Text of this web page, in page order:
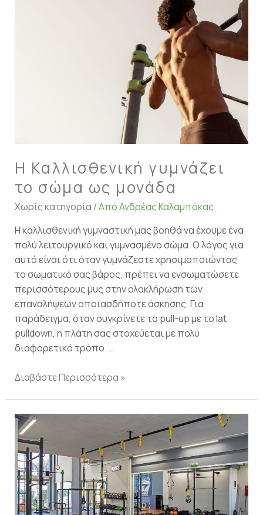
Η Καλλισθενική γυμνάζει
το σώμα ως μονάδα
Χωρίς κατηγορία / ΑπόΑνδρέας Καλαμπόκας
Η καλλισθενική γυμναστική μας βοηθά να έχουμε ένα
πολύ λειτουργικό και γυμνασμένο σώμα. Ο λόγος για
αυτό είναι ότι όταν γυμνάζεστε χρησιμοποιώντας
το σωματικό σας βάρος, πρέπει να ενσωματώσετε
περισσότερους μυς στην ολοκλήρωση των
επαναλήψεων οποιασδήποτε άσκησης. Για
παράδειγμα, όταν συγκρίνετε το pull-up με το lat
pulldown, η πλάτη σας στοχεύεται με πολύ
διαφορετικό τρόπο. …
Διαβάστε Περισσότερα »
CFS
η
νέα
εμπειρία
στην
άσκηση